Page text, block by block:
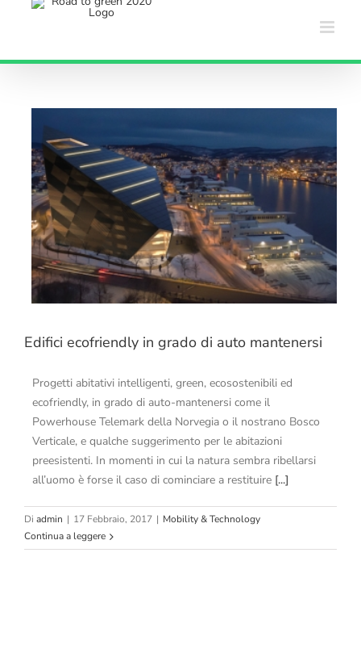
Edifici ecofriendly in grado di auto mantenersi
Progetti abitativi intelligenti, green, ecosostenibili ed
ecofriendly, in grado di auto-mantenersi come il
Powerhouse Telemark della Norvegia o il nostrano Bosco
Verticale, e qualche suggerimento per le abitazioni
preesistenti. In momenti in cui la natura sembra ribellarsi
all’uomo è forse il caso di cominciare a restituire [...]
Di admin | 17 Febbraio, 2017 | Mobility & Technology
Continua a leggere